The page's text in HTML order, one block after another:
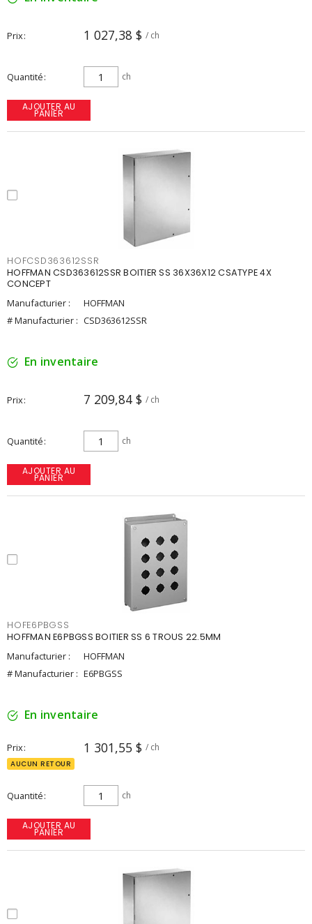
Prix 1 027,38 $ / ch
Quantité ch
AJOUTER AU
PANIER
HOFCSD363612SSR
HOFFMAN CSD363612SSR BOITIER SS 36X36X12 CSATYPE 4X
CONCEPT
Manufacturier :
HOFFMAN
# Manufacturier : CSD363612SSR
En inventaire
Prix 7 209,84 $ / ch
Quantité ch
AJOUTER AU
PANIER
HOFE6PBGSS
HOFFMAN E6PBGSS BOITIER SS 6 TROUS 22.5MM
Manufacturier :
HOFFMAN
# Manufacturier : E6PBGSS
En inventaire
Prix 1 301,55 $ / ch
AUCUN RETOUR
Quantité ch
AJOUTER AU
PANIER